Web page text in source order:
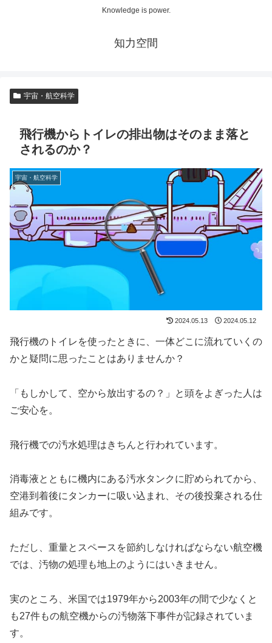
Knowledge is power.
知力空間
宇宙・航空科学
飛行機からトイレの排出物はそのまま落と
されるのか？
宇宙・航空科学
2024.05.13 2024.05.12
飛行機のトイレを使ったときに、一体どこに流れていくの
かと疑問に思ったことはありませんか？
「もしかして、空から放出するの？」と頭をよぎった人は
ご安心を。
飛行機での汚水処理はきちんと行われています。
消毒液とともに機内にある汚水タンクに貯められてから、
空港到着後にタンカーに吸い込まれ、その後投棄される仕
組みです。
ただし、重量とスペースを節約しなければならない航空機
では、汚物の処理も地上のようにはいきません。
実のところ、米国では1979年から2003年の間で少なくと
も27件もの航空機からの汚物落下事件が記録されていま
す。